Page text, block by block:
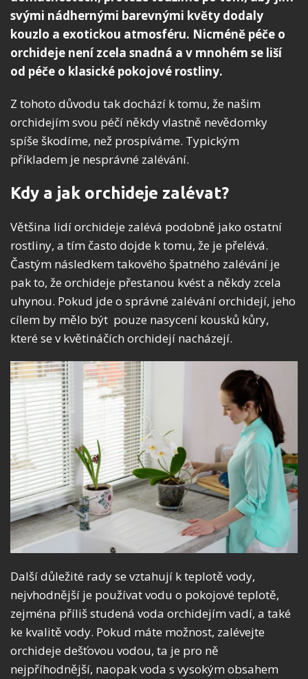
svými nádhernými barevnými květy dodaly
kouzlo a exotickou atmosféru. Nicméně péče o
orchideje není zcela snadná a v mnohém se liší
od péče o klasické pokojové rostliny.
Z tohoto důvodu tak dochází k tomu, že našim
orchidejím svou péčí někdy vlastně nevědomky
spíše škodíme, než prospíváme. Typickým
příkladem je nesprávné zalévání.
Kdy a jak orchideje zalévat?
Většina lidí orchideje zalévá podobně jako ostatní
rostliny, a tím často dojde k tomu, že je přelévá.
Častým následkem takového špatného zalévání je
pak to, že orchideje přestanou kvést a někdy zcela
uhynou. Pokud jde o správné zalévání orchidejí, jeho
cílem by mělo být pouze nasycení kousků kůry,
které se v květináčích orchidejí nacházejí.
Další důležité rady se vztahují k teplotě vody,
nejvhodnější je používat vodu o pokojové teplotě,
zejména příliš studená voda orchidejím vadí, a také
ke kvalitě vody. Pokud máte možnost, zalévejte
orchideje dešťovou vodou, ta je pro ně
nejpříhodnější, naopak voda s vysokým obsahem